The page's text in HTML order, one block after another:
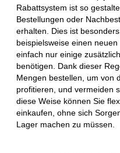
Rabattsystem ist so
Bestellungen oder
erhalten. Dies ist
beispielsweise einen
einfach nur einige
benötigen. Dank dieser
Mengen bestellen, um von
profitieren, und vermeiden
diese Weise können Sie
einkaufen, ohne sich
Lager machen zu müssen.